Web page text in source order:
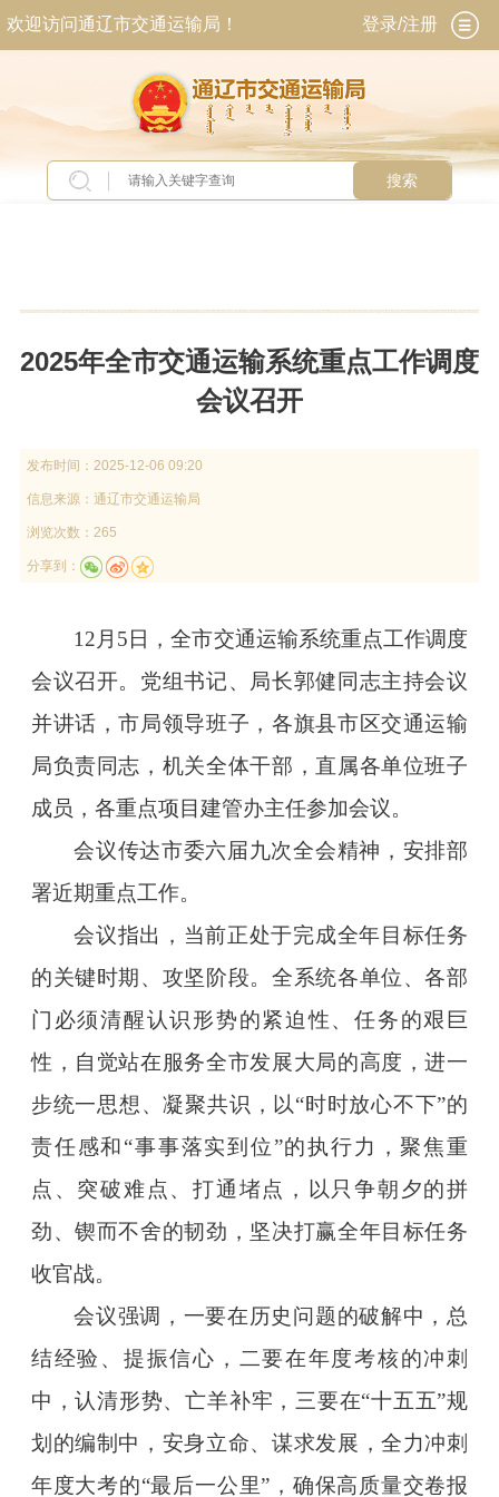
欢迎访问通辽市交通运输局！ 登录/注册
搜索
2025年全市交通运输系统重点工作调度
会议召开
发布时间： 2025-12-06 09:20
信息来源： 通辽市交通运输局
浏览次数：265
分享到：
12月5日，全市交通运输系统重点工作调度
会议召开。党组书记、局长郭健同志主持会议
并讲话，市局领导班子，各旗县市区交通运输
局负责同志，机关全体干部，直属各单位班子
成员，各重点项目建管办主任参加会议。
会议传达市委六届九次全会精神，安排部
署近期重点工作。
会议指出，当前正处于完成全年目标任务
的关键时期、攻坚阶段。全系统各单位、各部
门必须清醒认识形势的紧迫性、任务的艰巨
性，自觉站在服务全市发展大局的高度，进一
步统一思想、凝聚共识，以“时时放心不下”的
责任感和“事事落实到位”的执行力，聚焦重
点、突破难点、打通堵点，以只争朝夕的拼
劲、锲而不舍的韧劲，坚决打赢全年目标任务
收官战。
会议强调，一要在历史问题的破解中，总
结经验、提振信心，二要在年度考核的冲刺
中，认清形势、亡羊补牢，三要在“十五五”规
划的编制中，安身立命、谋求发展，全力冲刺
年度大考的“最后一公里”，确保高质量交卷报